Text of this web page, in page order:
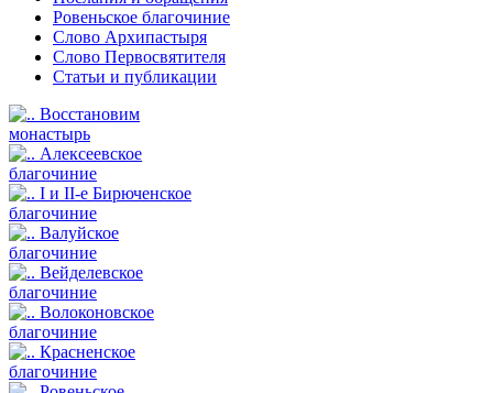
Ровеньское благочиние
Слово Архипастыря
Слово Первосвятителя
Статьи и публикации
Восстановим
монастырь
Алексеевское
благочиние
I и II-е Бирюченское
благочиние
Валуйское
благочиние
Вейделевское
благочиние
Волоконовское
благочиние
Красненское
благочиние